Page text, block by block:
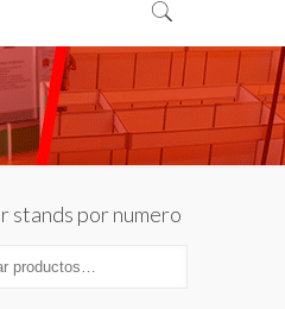
stands por numero